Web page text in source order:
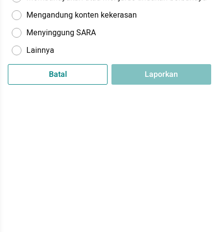
Mengandung konten kekerasan
Menyinggung SARA
Lainnya
Batal Laporkan